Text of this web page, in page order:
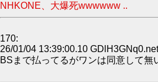
NHKONE、大爆死wwwwww ..
170:
26/01/04 13:39:00.10 GDlH3GNq0.net
BSまで払ってるがワンは同意して無